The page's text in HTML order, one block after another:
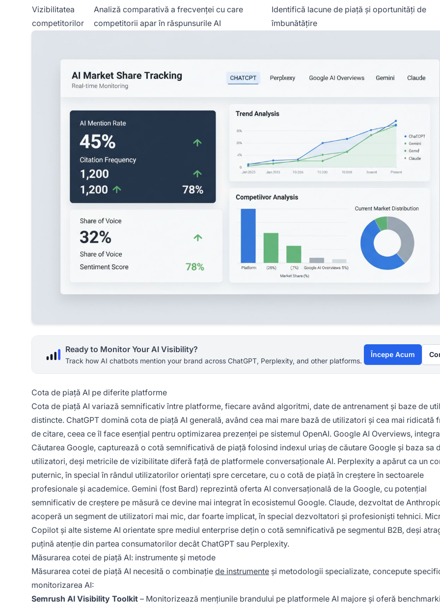
Vizibilitatea
competitorilor
Analiză comparativă a frecvenței cu care
competitorii apar în răspunsurile AI
Identifică lacune de piață și oportunități de
îmbunătățire
Ready to Monitor Your AI Visibility?
Track how AI chatbots mention your brand across ChatGPT, Perplexity, and other platforms.
Începe Acum
Cota de piață AI pe diferite platforme
Cota de piață AI variază semnificativ între platforme, fiecare având algoritmi, date de antrenament și baze de
distincte. ChatGPT domină cota de piață AI generală, având cea mai mare bază de utilizatori și cea mai ridicată
de citare, ceea ce îl face esențial pentru optimizarea prezenței pe sistemul OpenAI. Google AI Overviews,
Căutarea Google, capturează o cotă semnificativă de piață folosind indexul uriaș de căutare Google și baza sa
utilizatori, deși metricile de vizibilitate diferă față de platformele conversaționale AI. Perplexity a apărut ca un
puternic, în special în rândul utilizatorilor orientați spre cercetare, cu o cotă de piață în creștere în sectoarele
profesionale și academice. Gemini (fost Bard) reprezintă oferta AI conversațională de la Google, cu potențial
semnificativ de creștere pe măsură ce devine mai integrat în ecosistemul Google. Claude, dezvoltat de
acoperă un segment de utilizatori mai mic, dar foarte implicat, în special dezvoltatori și profesioniști tehnici.
Copilot și alte sisteme AI orientate spre mediul enterprise dețin o cotă semnificativă pe segmentul B2B, deși
puțină atenție din partea consumatorilor decât ChatGPT sau Perplexity.
Măsurarea cotei de piață AI: instrumente și metode
Măsurarea cotei de piață AI necesită o combinație de instrumente și metodologii specializate, concepute
monitorizarea AI:
Semrush AI Visibility Toolkit – Monitorizează mențiunile brandului pe platformele AI majore și oferă